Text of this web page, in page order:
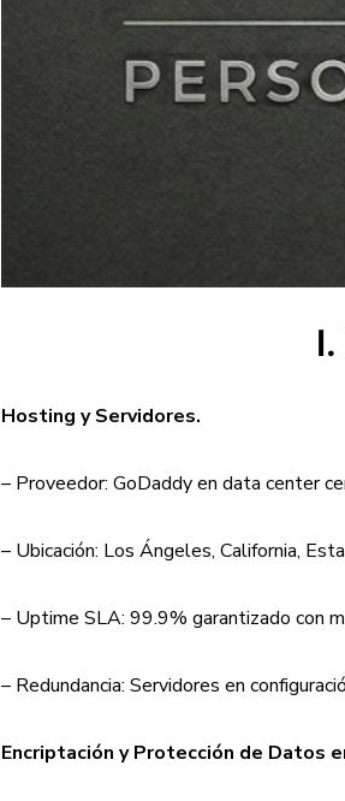
Hosting y Servidores.
– Proveedor: GoDaddy en data center
– Ubicación: Los Ángeles, California,
– Uptime SLA: 99.9% garantizado con
– Redundancia: Servidores en
Encriptación y Protección de Datos